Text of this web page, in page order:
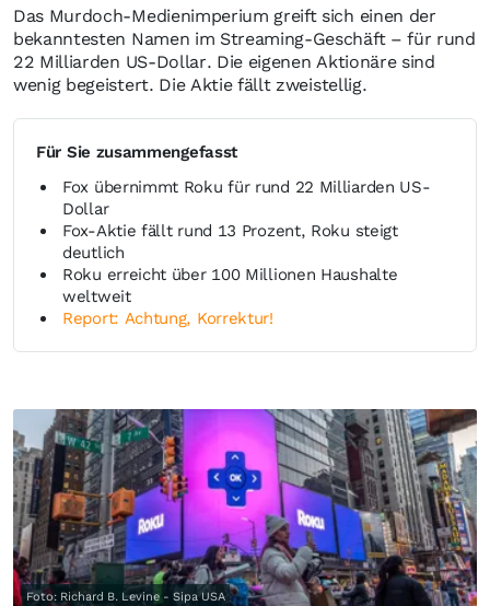
Das Murdoch-Medienimperium greift sich einen der
bekanntesten Namen im Streaming-Geschäft – für rund
22 Milliarden US-Dollar. Die eigenen Aktionäre sind
wenig begeistert. Die Aktie fällt zweistellig.
Für Sie zusammengefasst
Fox übernimmt Roku für rund 22 Milliarden US-
Dollar
Fox-Aktie fällt rund 13 Prozent, Roku steigt
deutlich
Roku erreicht über 100 Millionen Haushalte
weltweit
Report: Achtung, Korrektur!
Foto: Richard B. Levine - Sipa USA